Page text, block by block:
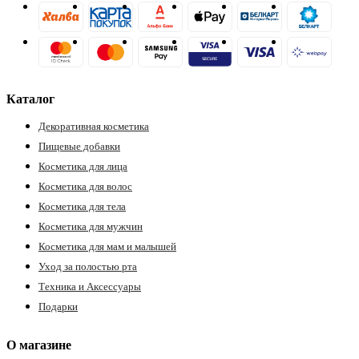
Каталог
Декоративная косметика
Пищевые добавки
Косметика для лица
Косметика для волос
Косметика для тела
Косметика для мужчин
Косметика для мам и малышей
Уход за полостью рта
Техника и Аксессуары
Подарки
О магазине